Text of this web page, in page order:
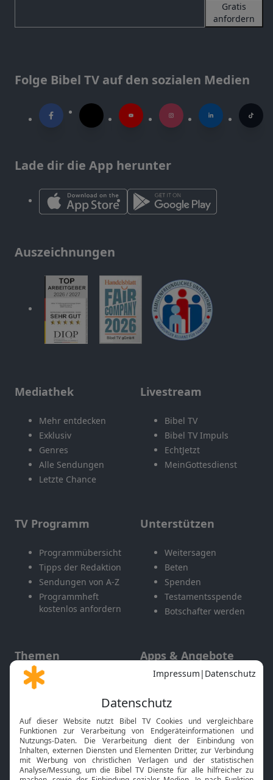
Gratis
anfordern
Folge Bibel TV auf den sozialen Medien
Lade dir die App herunter
Auszeichnungen
Mediathek
Mehr entdecken
Exklusiv
Genres
Alle Sendungen
Letzte Chance
Livestream
Bibel TV
Bibel TV Impuls
EchtJetzt
MeinGottesdienst
TV Programm
Programmübersicht
Tipps der Redaktion
Sendungen von A-Z
Programmheft
kostenlos anfordern
Unterstützen
Weitersagen
Beten
Spenden
Testamentsspende
Botschafter werden
Themen
Gott und Bibel erklärt
Neuigkeiten
Apps & Angebote
Mobile App
Smart TV
HbbTV
Bibelthek Online-Bibel
Nächster Gottesdienst